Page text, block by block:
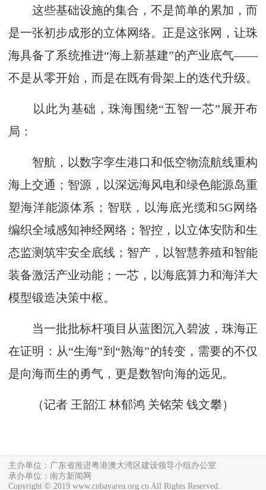
这些基础设施的集合，不是简单的累加，而
是一张初步成形的立体网络。正是这张网，让珠
海具备了系统推进“海上新基建”的产业底气——
不是从零开始，而是在既有骨架上的迭代升级。
以此为基础，珠海围绕“五智一芯”展开布
局：
智航，以数字孪生港口和低空物流航线重构
海上交通；智源，以深远海风电和绿色能源岛重
塑海洋能源体系；智联，以海底光缆和5G网络
编织全域感知神经网络；智控，以立体安防和生
态监测筑牢安全底线；智产，以智慧养殖和智能
装备激活产业动能；一芯，以海底算力和海洋大
模型锻造决策中枢。
当一批批标杆项目从蓝图沉入碧波，珠海正
在证明：从“生海”到“熟海”的转变，需要的不仅
是向海而生的勇气，更是数智向海的远见。
（记者 王韶江 林郁鸿 关铭荣 钱文攀）
主办单位：广东省推进粤港澳大湾区建设领导小组办公室
承办单位：南方新闻网
Copyright © 2019 www.cnbayarea.org.cn All Rights Reserved.